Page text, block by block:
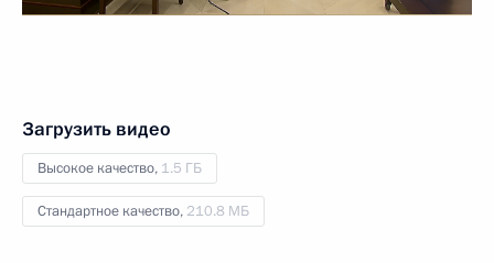
Загрузить видео
Высокое качество, 1.5 ГБ
Стандартное качество, 210.8 МБ